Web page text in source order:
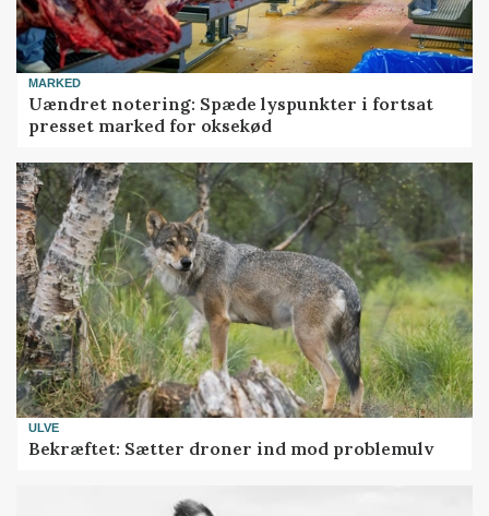
MARKED
Uændret notering: Spæde lyspunkter i fortsat
presset marked for oksekød
ULVE
Bekræftet: Sætter droner ind mod problemulv